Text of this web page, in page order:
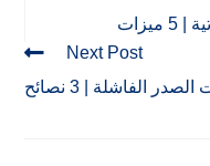
Next Post
الفاشلة | 3 نصائح